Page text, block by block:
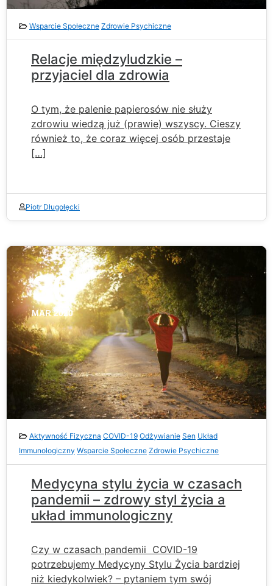
Wsparcie Społeczne Zdrowie Psychiczne
Relacje międzyludzkie –
przyjaciel dla zdrowia
O tym, że palenie papierosów nie służy
zdrowiu wiedzą już (prawie) wszyscy. Cieszy
również to, że coraz więcej osób przestaje
[…]
Piotr Długołęcki
30
MAR 2020
Aktywność Fizyczna COVID-19 Odżywianie Sen Układ
Immunologiczny Wsparcie Społeczne Zdrowie Psychiczne
Medycyna stylu życia w czasach
pandemii – zdrowy styl życia a
układ immunologiczny
Czy w czasach pandemii COVID-19
potrzebujemy Medycyny Stylu Życia bardziej
niż kiedykolwiek? – pytaniem tym swój